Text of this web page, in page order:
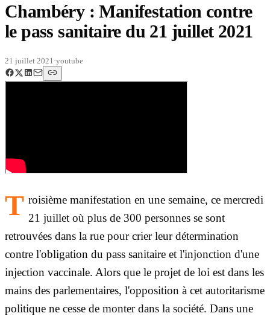
Chambéry : Manifestation contre
le pass sanitaire du 21 juillet 2021
21 juillet 2021 ·youtube
T roisième manifestation en une semaine, ce mercredi
21 juillet où plus de 300 personnes se sont
retrouvées dans la rue pour crier leur détermination
contre l'obligation du pass sanitaire et l'injonction d'une
injection vaccinale. Alors que le projet de loi est dans les
mains des parlementaires, l'opposition à cet autoritarisme
politique ne cesse de monter dans la société. Dans une